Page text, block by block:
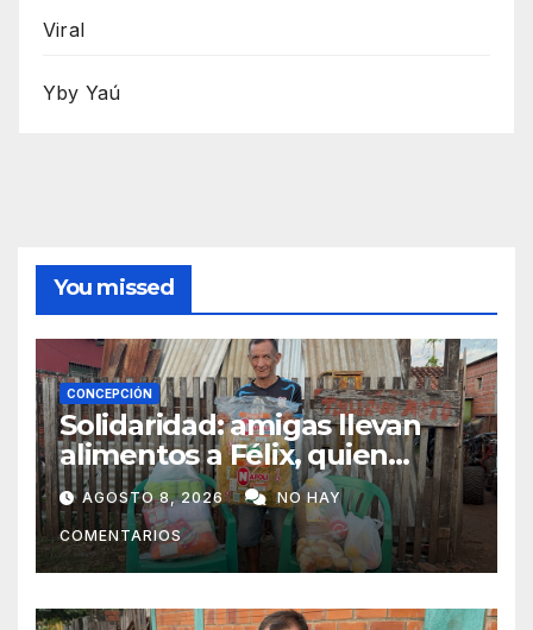
Viral
Yby Yaú
You missed
CONCEPCIÓN
Solidaridad: amigas llevan
alimentos a Félix, quien
ahora vende caramelos para
subsistir
AGOSTO 8, 2026 NO HAY
COMENTARIOS